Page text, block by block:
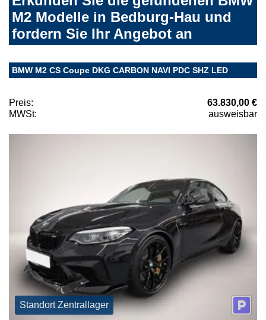
M2 Modelle in Bedburg-Hau und
fordern Sie Ihr Angebot an
BMW M2 CS Coupe DKG CARBON NAVI PDC SHZ LED
Preis:
63.830,00 €
MWSt:
ausweisbar
Standort Zentrallager